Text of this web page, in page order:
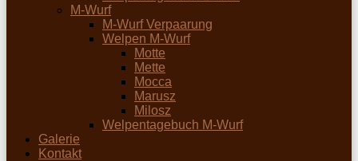
M-Wurf
M-Wurf Verpaarung
Welpen M-Wurf
Motte
Mette
Mocca
Marusz
Milosz
Welpentagebuch M-Wurf
Galerie
Kontakt